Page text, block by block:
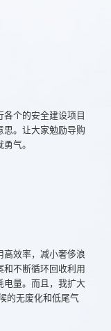
个的安全建设项目
思。让大家勉励导购
气。
高效率，减小奢侈浪
和不断循环回收利用
电量。而且，我扩大
的无废化和低尾气